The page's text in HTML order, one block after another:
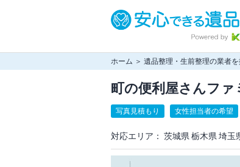
ホーム ＞ 遺品整理・生前整理の業者
町の便利屋さんファ
写真見積もり 女性担当者の希望
対応エリア： 茨城県 栃木県 埼玉